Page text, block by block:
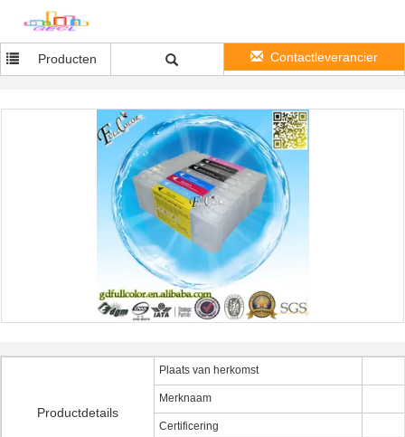
Producten Contactleverancier
Productdetails
Plaats van herkomst
Merknaam
Certificering